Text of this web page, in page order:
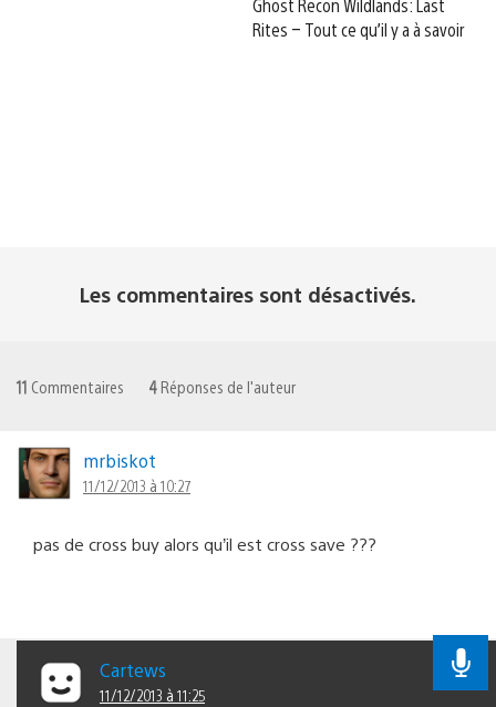
Ghost Recon Wildlands: Last
Rites – Tout ce qu’il y a à savoir
Les commentaires sont désactivés.
11 Commentaires 4 Réponses de l'auteur
mrbiskot
11/12/2013 à 10:27
pas de cross buy alors qu’il est cross save ???
Cartews
11/12/2013 à 11:25